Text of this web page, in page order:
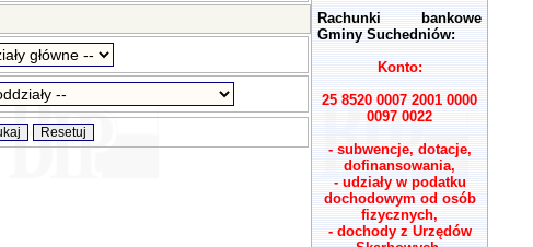
Rachunki bankowe
Gminy Suchedniów:
Konto:
25 8520 0007 2001 0000
0097 0022
- subwencje, dotacje,
dofinansowania,
- udziały w podatku
dochodowym od osób
fizycznych,
- dochody z Urzędów